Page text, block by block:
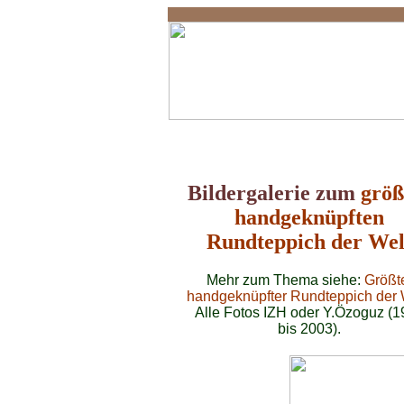
Bildergalerie zum
handgeknüpften
Rundteppich der
Mehr zum Thema siehe:
handgeknüpfter Rundteppich der
Alle Fotos IZH oder Y.Özoguz
bis 2003).